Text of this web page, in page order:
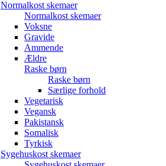
Normalkost skemaer
Normalkost skemaer
Voksne
Gravide
Ammende
Ældre
Raske børn
Raske børn
Særlige forhold
Vegetarisk
Vegansk
Pakistansk
Somalisk
Tyrkisk
Sygehuskost skemaer